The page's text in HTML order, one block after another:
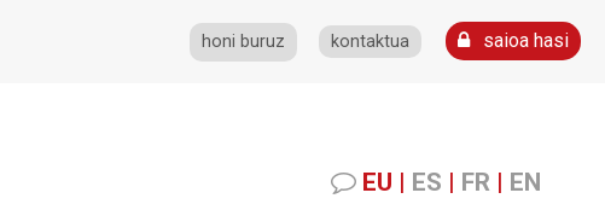
honi buruz kontaktua saioa hasi
EU | ES | FR | EN